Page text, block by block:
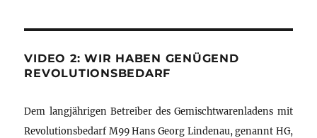
VIDEO 2: WIR HABEN GENÜGEND
REVOLUTIONSBEDARF
Dem langjährigen Betreiber des Gemischtwarenladens mit
Revolutionsbedarf M99 Hans Georg Lindenau, genannt HG,